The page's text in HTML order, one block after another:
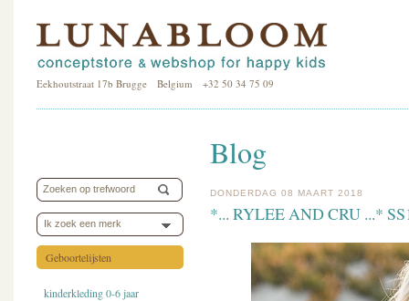
Eekhoutstraat 17b Brugge Belgium +32 50 34 75 09
Ik zoek een merk
Geboortelijsten
kinderkleding 0-6 jaar
Blog
DONDERDAG 08 MAART 2018
*... RYLEE AND CRU ...*